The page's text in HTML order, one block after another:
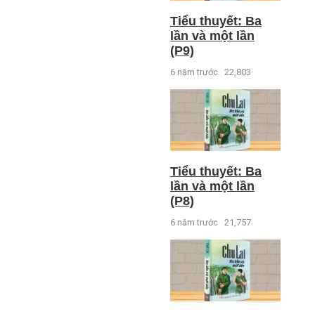
Tiểu thuyết: Ba
lần và một lần
(P9)
6 năm trước 22,803
Tiểu thuyết: Ba
lần và một lần
(P8)
6 năm trước 21,757